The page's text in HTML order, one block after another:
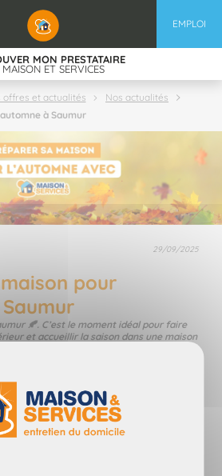
EMPLOI
MON PRESTATAIRE
MAISON ET SERVICES
offres et actualités
Nos actualités
à Saumur
29/09/2025
pour
🍂. C’est le moment idéal pour faire
et accueillir la saison dans une maison
Services Saumur vous accompagne
PARTAGER